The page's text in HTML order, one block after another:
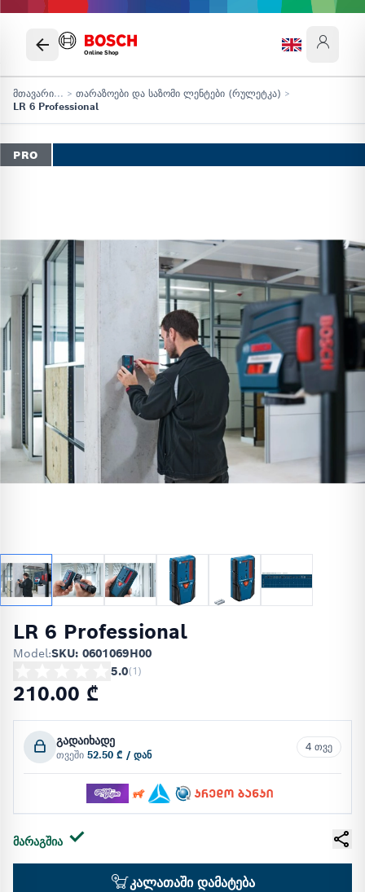
Online Shop
მთავარი... > თარაზოები და საზომი ლენტები (რულეტკა) >
LR 6 Professional
PRO
LR 6 Professional
Model:SKU: 0601069H00
5.0(1 )
210.00 ₾
გადაიხადე
თვეში 52.50 ₾ / დან
4 თვე
მარაგშია
კალათაში დამატება